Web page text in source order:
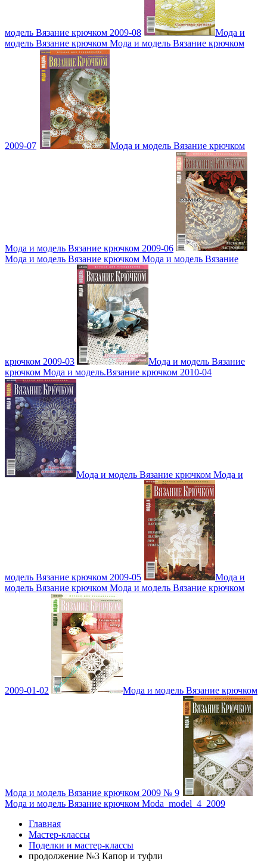
модель Вязание крючком 2009-08
Мода и
модель Вязание крючком Мода и модель Вязание крючком
2009-07 Мода и модель Вязание крючком
Мода и модель Вязание крючком 2009-06
Мода и модель Вязание крючком Мода и модель Вязание
крючком 2009-03
Мода и модель Вязание
крючком Мода и модель.Вязание крючком 2010-04
Мода и модель Вязание крючком Мода и
модель Вязание крючком 2009-05
Мода и
модель Вязание крючком Мода и модель Вязание крючком
2009-01-02 Мода и модель Вязание крючком
Мода и модель Вязание крючком 2009 № 9
Мода и модель Вязание крючком Moda_model_4_2009
Главная
Мастер-классы
Поделки и мастер-классы
продолжение №3 Капор и туфли